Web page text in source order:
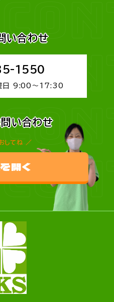
い合わせ
1550
日 9:00～17:30
い合わせ
してね
開く